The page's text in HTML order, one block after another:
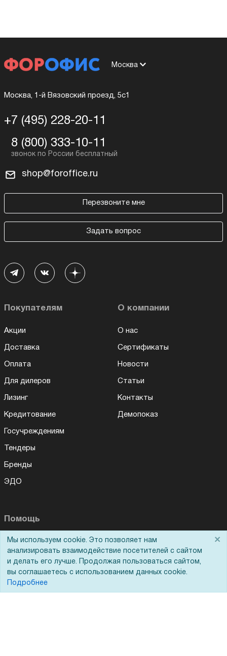
Москва
Москва, 1-й Вязовский проезд, 5с1
+7 (495) 228-20-11
8 (800) 333-10-11
shop@foroffice.ru
Перезвоните мне
Задать вопрос
Покупателям
Акции
Доставка
Оплата
Для дилеров
Лизинг
Кредитование
Госучреждениям
Тендеры
Бренды
ЭДО
О компании
О нас
Сертификаты
Новости
Статьи
Контакты
Демопоказ
Помощь
Вопрос-ответ
Реквизиты
Гарантии и возврат
Сервисный центр
Мы используем cookie. Это позволяет нам
анализировать взаимодействие посетителей с сайтом
и делать его лучше. Продолжая пользоваться сайтом,
вы соглашаетесь с использованием данных cookie.
Подробнее
×